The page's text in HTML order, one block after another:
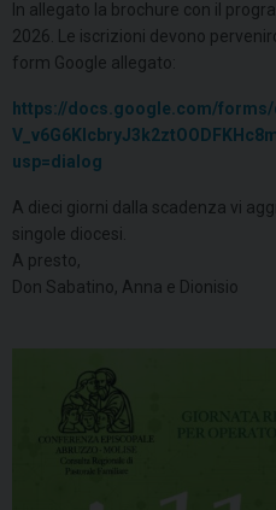
In allegato la brochure con il
2026. Le iscrizioni devono
form Google allegato:
https://docs.google.com/forms/
usp=dialog
A dieci giorni dalla scadenza vi
singole diocesi.
A presto,
Don Sabatino, Anna e Dionisio